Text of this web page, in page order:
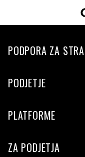
PODPORA ZA
PODJETJE
PLATFORME
ZA PODJETJA